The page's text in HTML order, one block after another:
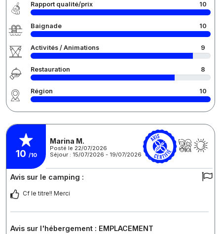
Rapport qualité/prix 10
Baignade 10
Activités / Animations 9
Restauration 8
Région 10
10 /10
Marina M.
Posté le 22/07/2026
Séjour : 15/07/2026 - 19/07/2026
Avis sur le camping :
Cf le titre!! Merci
Avis sur l'hébergement : EMPLACEMENT